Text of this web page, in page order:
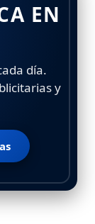
EN
día.
y